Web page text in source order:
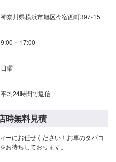
神奈川県横浜市旭区今宿西町397-15
9:00 ~ 17:00
日曜
平均24時間で返信
時無料見積
ーにお任せください！お車のタバコ
お待ちしております。